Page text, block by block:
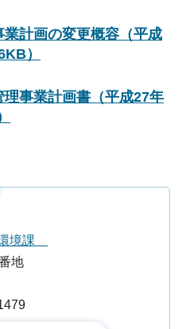
計画の変更概容（平成
）
事業計画書（平成27年
境課
地